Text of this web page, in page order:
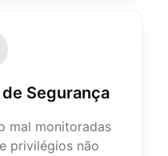
Segurança
mal monitoradas
privilégios não